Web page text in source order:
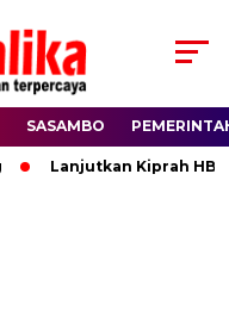
SASAMBO
Lanjutkan Kiprah HBK,